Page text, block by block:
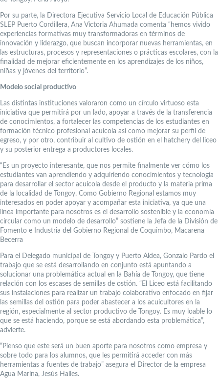
Por su parte, la Directora Ejecutiva Servicio Local de Educación Pública
SLEP Puerto Cordillera, Ana Victoria Ahumada comenta “hemos vivido
experiencias formativas muy transformadoras en términos de
innovación y liderazgo, que buscan incorporar nuevas herramientas, en
las estructuras, procesos y representaciones o prácticas escolares, con la
finalidad de mejorar eficientemente en los aprendizajes de los niños,
niñas y jóvenes del territorio”.
Modelo social productivo
Las distintas instituciones valoraron como un círculo virtuoso esta
iniciativa que permitirá por un lado, apoyar a través de la transferencia
de conocimientos, a fortalecer las competencias de los estudiantes en
formación técnico profesional acuícola así como mejorar su perfil de
egreso, y por otro, contribuir al cultivo de ostión en el hatchery del liceo
y su posterior entrega a productores locales.
“Es un proyecto interesante, que nos permite finalmente ver cómo los
estudiantes van aprendiendo y adquiriendo conocimientos y tecnología
para desarrollar el sector acuícola desde el producto y la materia prima
de la localidad de Tongoy. Como Gobierno Regional estamos muy
interesados en poder apoyar y acompañar esta iniciativa, ya que una
línea importante para nosotros es el desarrollo sostenible y la economía
circular como un modelo de desarrollo” sostiene la Jefa de la División de
Fomento e Industria del Gobierno Regional de Coquimbo, Macarena
Becerra
Para el Delegado municipal de Tongoy y Puerto Aldea, Gonzalo Pardo el
trabajo que se está desarrollando en conjunto está apuntando a
solucionar una problemática actual en la Bahía de Tongoy, que tiene
relación con los escases de semillas de ostión. “El Liceo está facilitando
sus instalaciones para realizar un trabajo colaborativo enfocado en fijar
las semillas del ostión para poder abastecer a los acuicultores en la
región, especialmente al sector productivo de Tongoy. Es muy loable lo
que se está haciendo, porque se está abordando esta problemática”,
advierte.
“Pienso que este será un buen aporte para nosotros como empresa y
sobre todo para los alumnos, que les permitirá acceder con más
herramientas a fuentes de trabajo” asegura el Director de la empresa
Agua Marina, Jesús Halles.